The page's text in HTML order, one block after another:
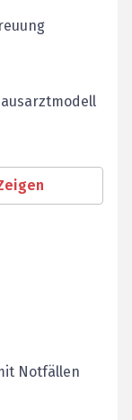
Notfällen